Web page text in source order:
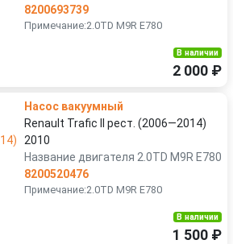
8200693739
Примечание:2.0TD M9R E780
В наличии
2 000 ₽
Насос вакуумный
Renault Trafic II рест. (2006—2014)
2010
Название двигателя 2.0TD M9R E780
8200520476
Примечание:2.0TD M9R E780
В наличии
1 500 ₽